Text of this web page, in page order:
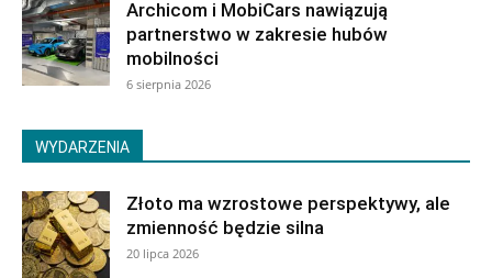
Archicom i MobiCars nawiązują
partnerstwo w zakresie hubów
mobilności
6 sierpnia 2026
WYDARZENIA
Złoto ma wzrostowe perspektywy, ale
zmienność będzie silna
20 lipca 2026